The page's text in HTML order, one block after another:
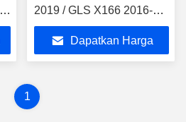
2019 / GLS X166 2016-
2019 NTG5.0
Dapatkan Harga
1